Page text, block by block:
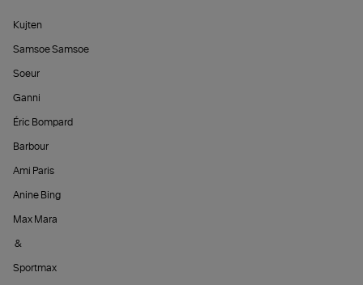
Kujten
Samsoe Samsoe
Soeur
Ganni
Éric Bompard
Barbour
Ami Paris
Anine Bing
Max Mara
&
Sportmax